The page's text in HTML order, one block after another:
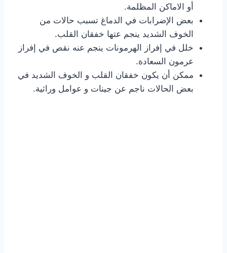
أو الاماكن المظلمة.
بعض الإضرابات في الدماغ تسبب حالات من
الخوف الشديد ينجم عتها خفقان القلب.
خلل في إفراز الهرمونات ينجم عنه نقص في إفراز
عرمون السعادة.
ممكن أن يكون خفقان القلب و الخوف الشديد في
بعض الحالات ناجم عن جينات و عوامل وراثية.